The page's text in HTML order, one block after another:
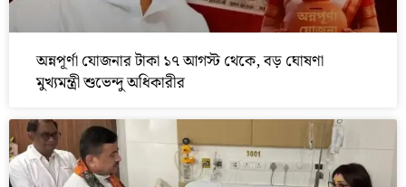
অন্নপূর্ণা যোজনার টাকা ১৭ আগস্ট থেকে, বড় ঘোষণা
মুখ্যমন্ত্রী শুভেন্দু অধিকারীর